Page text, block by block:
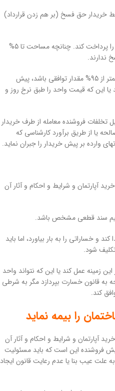
باشد، فقط خریدار حق فسخ (بر هم زدن قرارداد)
همچنین خریدار می‌تواند مبلغ اضافه آن را پرداخت کند. چنانچه مساحت تا 5%
ندارند.
همچنین در صورتی که مساحت واحد، کمتر از 95% مقدار توافقی باشد، پیش
یا این که قیمت واحد را طبق نرخ روز و
تخلفات فروشنده معامله از طرف خریدار
یا از طریق برآورد کارشناسی که
وارده بر پیش خریدار را جبران نماید.
آپارتمان و شرایط و احکام و آثار آن
سند قطعی مشخص باشد.
و خساراتی را به بار بیاورد، اما باید
شود.
زمینه عمل کند یا این که نتواند واحد
به قانون خسارت بپردازد مگر به شرطی
کند.
را بیمه نماید
و شرایط و احکام و آثار آن
فروشنده این است که باید مسئولیت
عیب بنا یا عدم رعایت قانون ایجاد